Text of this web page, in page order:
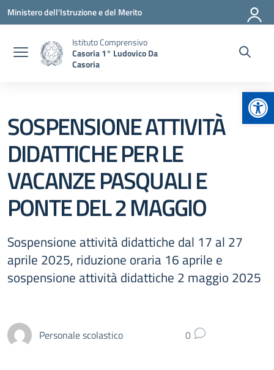
Vai ai contenuti
Vai al menu di navigazione
Vai al footer
Ministero dell'Istruzione e del Merito
Istituto Comprensivo
Casoria 1° Ludovico Da
Casoria
SOSPENSIONE ATTIVITÀ
DIDATTICHE PER LE
VACANZE PASQUALI E
PONTE DEL 2 MAGGIO
Sospensione attività didattiche dal 17 al 27
aprile 2025, riduzione oraria 16 aprile e
sospensione attività didattiche 2 maggio 2025
Personale scolastico 0